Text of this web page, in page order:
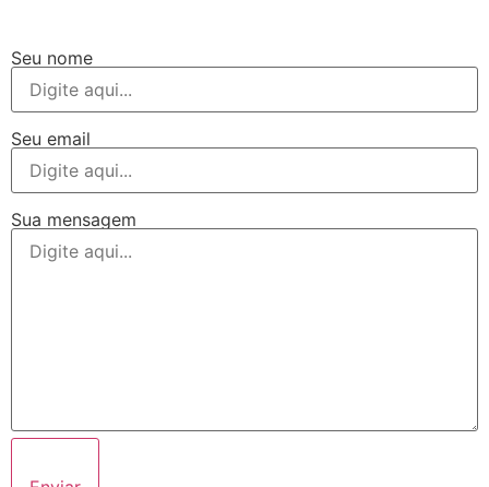
Seu nome
Seu email
Sua mensagem